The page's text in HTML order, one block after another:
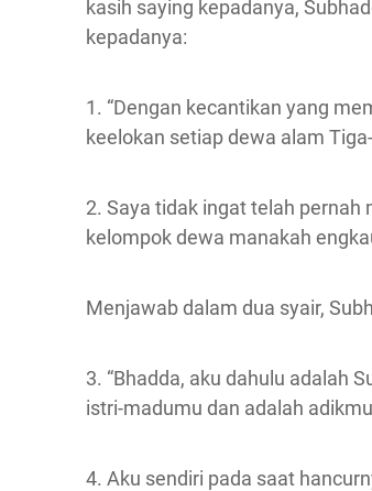
kasih saying kepadanya,
kepadanya:
1. “Dengan kecantikan yang
keelokan setiap dewa alam
2. Saya tidak ingat telah
kelompok dewa manakah
Menjawab dalam dua syair,
3. “Bhadda, aku dahulu adalah
istri-madumu dan adalah
4. Aku sendiri pada saat